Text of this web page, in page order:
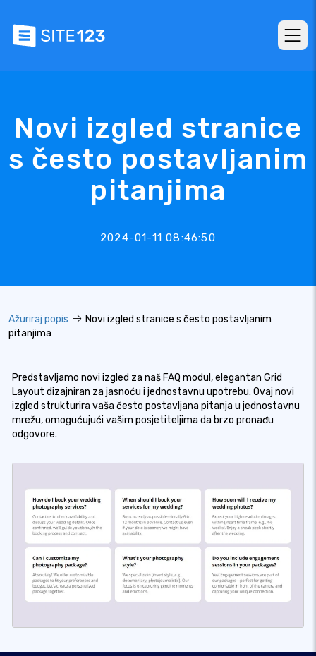
Novi izgled stranice
s često postavljanim
pitanjima
2024-01-11 08:46:50
Ažuriraj popis
Novi izgled stranice s često postavljanim
pitanjima
Predstavljamo novi izgled za naš FAQ modul, elegantan Grid
Layout dizajniran za jasnoću i jednostavnu upotrebu. Ovaj novi
izgled strukturira vaša često postavljana pitanja u jednostavnu
mrežu, omogućujući vašim posjetiteljima da brzo pronađu
odgovore.